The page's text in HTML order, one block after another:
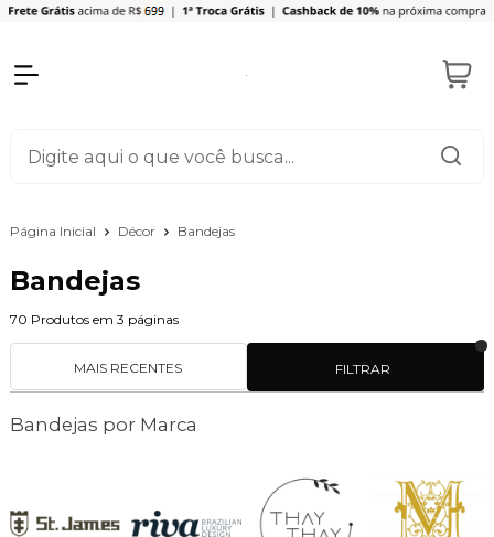
Página Inicial Décor Bandejas
Bandejas
70 Produtos em 3 páginas
FILTRAR
MAIS RECENTES
Bandejas por Marca